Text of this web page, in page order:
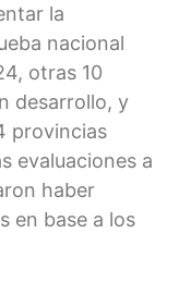
la
nacional
otras 10
desarrollo, y
provincias
evaluaciones a
haber
en base a los